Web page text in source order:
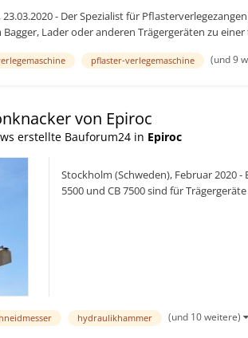
23.03.2020 - Der Spezialist für
Lader oder anderen Trägergeräten zu
pflaster-verlegemaschine (und 9
von Epiroc
erstellte Bauforum24 in Epiroc
Stockholm (Schweden), Februar 2020
5500 und CB 7500 sind für
hydraulikhammer (und 10 weitere)